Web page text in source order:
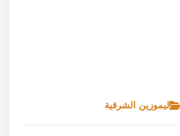
ليموزين الشرقية